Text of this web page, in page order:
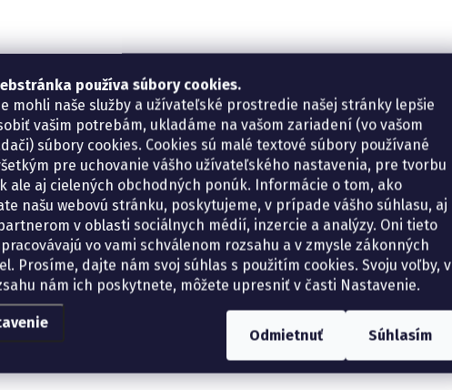
používa súbory cookies.
mohli naše služby a užívateľské prostredie našej stránky lepšie
vašim potrebám, ukladáme na vašom zariadení (vo vašom
súbory cookies. Cookies sú malé textové súbory používané
pre uchovanie vášho užívateľského nastavenia, pre tvorbu
ale aj cielených obchodných ponúk. Informácie o tom, ako
našu webovú stránku, poskytujeme, v prípade vášho súhlasu, aj
v oblasti sociálnych médií, inzercie a analýzy. Oni tieto
vo vami schválenom rozsahu a v zmysle zákonných
Prosíme, dajte nám svoj súhlas s použitím cookies. Svoju voľby, v
nám ich poskytnete, môžete upresniť v časti Nastavenie.
Odmietnuť Súhlasím